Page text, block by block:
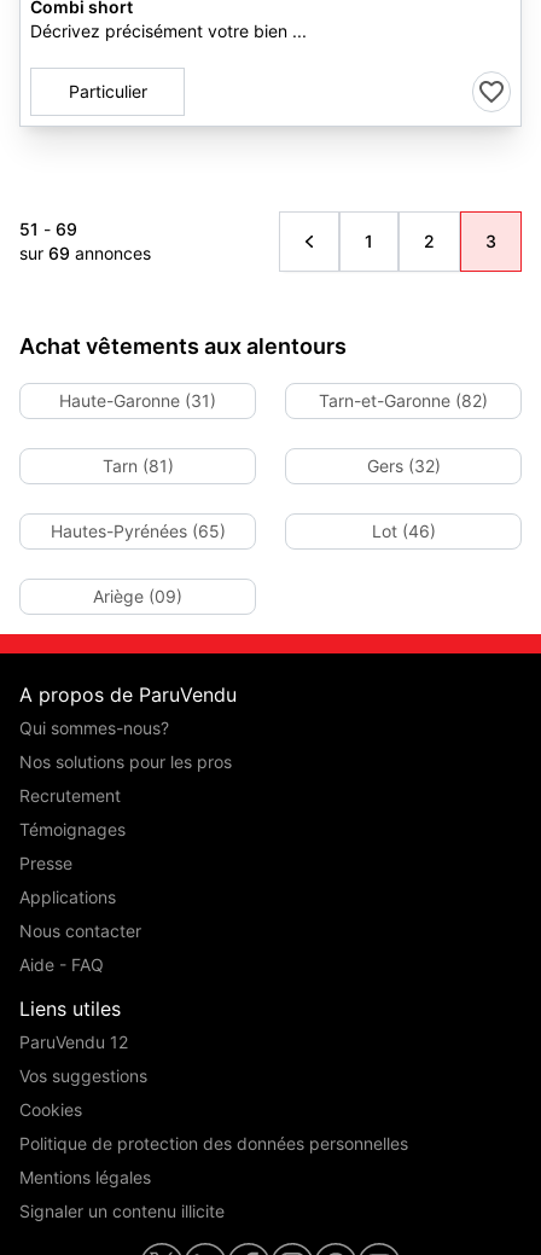
Combi short
Décrivez précisément votre bien ...
Particulier
51 - 69
sur 69 annonces
1 2 3
Achat vêtements aux alentours
Haute-Garonne (31) Tarn-et-Garonne (82)
Tarn (81) Gers (32)
Hautes-Pyrénées (65) Lot (46)
Ariège (09)
A propos de ParuVendu
Qui sommes-nous?
Nos solutions pour les pros
Recrutement
Témoignages
Presse
Applications
Nous contacter
Aide - FAQ
Liens utiles
ParuVendu 12
Vos suggestions
Cookies
Politique de protection des données personnelles
Mentions légales
Signaler un contenu illicite